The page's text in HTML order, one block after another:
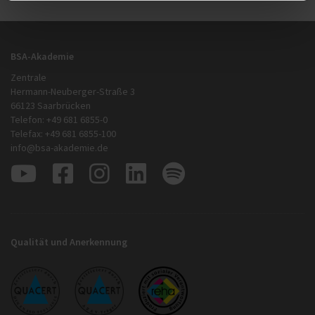
BSA-Akademie
Zentrale
Hermann-Neuberger-Straße 3
66123 Saarbrücken
Telefon: +49 681 6855-0
Telefax: +49 681 6855-100
info@bsa-akademie.de
Qualität und Anerkennung